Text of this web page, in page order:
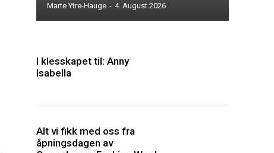
Marte Ytre-Hauge - 4. August 2026
I klesskapet til: Anny
Isabella
Alt vi fikk med oss fra
åpningsdagen av